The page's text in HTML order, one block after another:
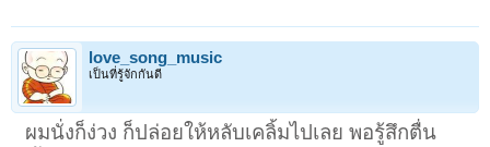
love_song_music
เป็นที่รู้จักกันดี
ผมนั่งก็ง่วง ก็ปล่อยให้หลับเคลิ้มไปเลย พอรู้สึกตื่น